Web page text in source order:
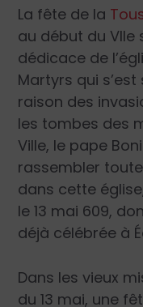
La fête de la
au début du VIIe
dédicace de
Martyrs qui
raison des
les tombes des
Ville, le pape
rassembler
dans cette
le 13 mai 609,
déjà célébrée à
Dans les vieux
du 13 mai, une